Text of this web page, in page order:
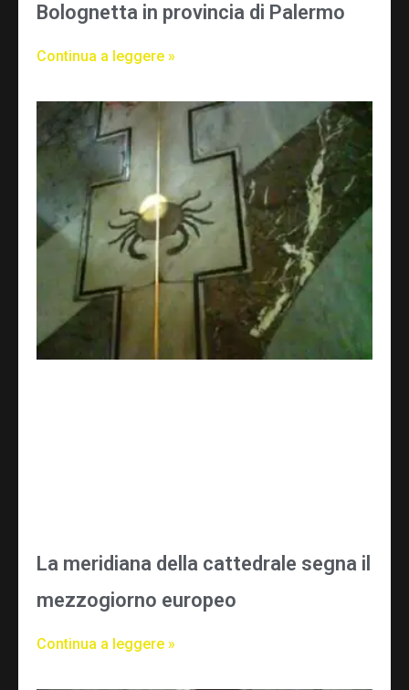
Bolognetta in provincia di Palermo
Continua a leggere »
La meridiana della cattedrale segna il
mezzogiorno europeo
Continua a leggere »